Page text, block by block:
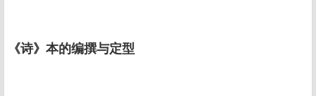
《诗》本的编撰与定型